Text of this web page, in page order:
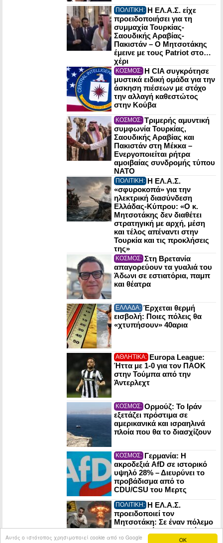
OK
Αυτός ο ιστότοπος χρησιμοποιεί cookie από το Google
ΠΟΛΙΤΙΚΗ: Η ΕΛ.Α.Σ. είχε
προειδοποιήσει για τη
συμμαχία Τουρκίας-
Σαουδικής Αραβίας-
Πακιστάν – Ο Μητσοτάκης
έμεινε με τους Patriot στο…
χέρι
ΚΟΣΜΟΣ: Η CIA συγκρότησε
μυστικά ειδική ομάδα για την
άσκηση πιέσεων με στόχο
την αλλαγή καθεστώτος
στην Κούβα
ΚΟΣΜΟΣ: Τριμερής αμυντική
συμφωνία Τουρκίας,
Σαουδικής Αραβίας και
Πακιστάν στη Μέκκα –
Ενεργοποιείται ρήτρα
αμοιβαίας συνδρομής τύπου
NATO
ΠΟΛΙΤΙΚΗ: Η ΕΛ.Α.Σ.
«σφυροκοπά» για την
ηλεκτρική διασύνδεση
Ελλάδας-Κύπρου: «Ο κ.
Μητσοτάκης δεν διαθέτει
στρατηγική με αρχή, μέση
και τέλος απέναντι στην
Τουρκία και τις προκλήσεις
της»
ΚΟΣΜΟΣ: Στη Βρετανία
απαγορεύουν τα γυαλιά του
Άδωνι σε εστιατόρια, παμπ
και θέατρα
ΕΛΛΑΔΑ: Έρχεται θερμή
εισβολή: Ποιες πόλεις θα
«χτυπήσουν» 40αρια
ΑΘΛΗΤΙΚΑ: Europa League:
Ήττα με 1-0 για τον ΠΑΟΚ
στην Τούμπα από την
Άντερλεχτ
ΚΟΣΜΟΣ: Ορμούζ: Το Ιράν
εξετάζει πρόστιμα σε
αμερικανικά και ισραηλινά
πλοία που θα το διασχίζουν
ΚΟΣΜΟΣ: Γερμανία: Η
ακροδεξιά AfD σε ιστορικό
υψηλό 28% – Διευρύνει το
προβάδισμα από το
CDU/CSU του Μερτς
ΠΟΛΙΤΙΚΗ: Η ΕΛ.Α.Σ.
προειδοποιεί τον
Μητσοτάκη: Σε έναν πόλεμο
οι πυρηνικές εγκαταστάσεις
μπορούν να γίνουν στόχος